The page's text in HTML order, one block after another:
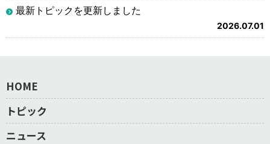
最新トピックを更新しました
2026.07.01
HOME
トピック
ニュース